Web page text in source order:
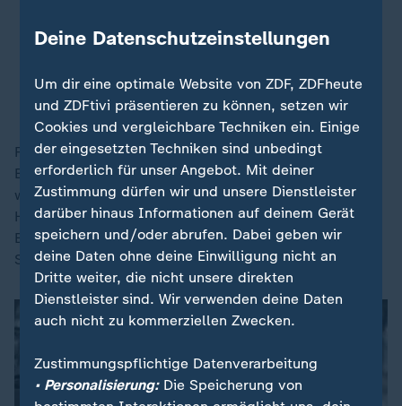
vielleicht nach Potsdam oder Berlin
Doreen Raschemann, trieb Energiewende in Feldheim voran
Für die Wärmeversorgung der Haushalte sorgt die
Biogasanlage der Agrargenossenschaft. Im Winter,
wenn Spitzenlasten erreicht werden, schaltet sich die
Hackschnitzelheizung dazu. Ein moderner
Batteriespeicher gleicht Schwankungen des
Stromnetztes aus.
Deine Datenschutzeinstellungen
Um dir eine optimale Website von ZDF, ZDFheute
und ZDFtivi präsentieren zu können, setzen wir
Cookies und vergleichbare Techniken ein. Einige
der eingesetzten Techniken sind unbedingt
erforderlich für unser Angebot. Mit deiner
Zustimmung dürfen wir und unsere Dienstleister
darüber hinaus Informationen auf deinem Gerät
speichern und/oder abrufen. Dabei geben wir
deine Daten ohne deine Einwilligung nicht an
Dritte weiter, die nicht unsere direkten
Dienstleister sind. Wir verwenden deine Daten
auch nicht zu kommerziellen Zwecken.
Zustimmungspflichtige Datenverarbeitung
• Personalisierung:Die Speicherung von